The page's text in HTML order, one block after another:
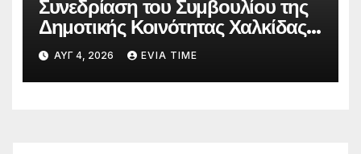
Συνεδρίαση του Συμβουλίου της
Δημοτικής Κοινότητας Χαλκίδας
την 5 Αυγούστου
ΑΥΓ 4, 2026 EVIA TIME